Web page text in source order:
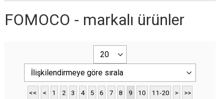
FOMOCO - markalı ürünler
<< < 1 2 3 4 5 6 7 8 9 10 11-20 > >>